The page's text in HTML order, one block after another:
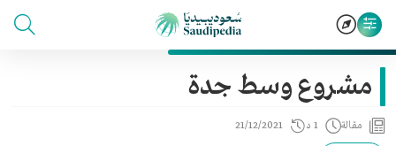
مشروع وسط جدة
مقالة 1 د 21/12/2021